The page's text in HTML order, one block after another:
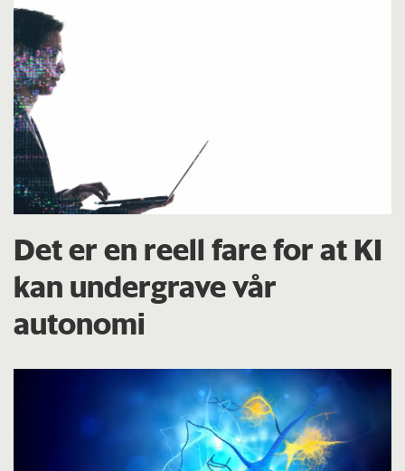
Det er en reell fare for at KI
kan undergrave vår
autonomi